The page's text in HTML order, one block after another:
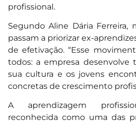
profissional.
Segundo Aline Dária Ferreira,
passam a priorizar ex-
de efetivação. “Esse
todos: a empresa desenvolve
sua cultura e os jovens
concretas de crescimento
A aprendizagem
reconhecida como uma das